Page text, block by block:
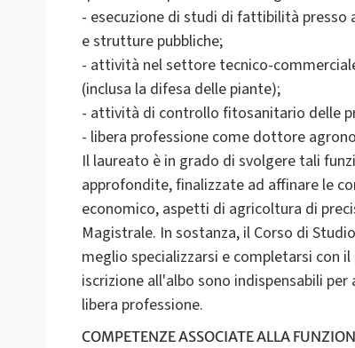
- esecuzione di studi di fattibilità
e strutture pubbliche;
- attività nel settore tecnico-
(inclusa la difesa delle piante);
- attività di controllo fitosanitario delle
- libera professione come dottore
Il laureato è in grado di svolgere tali
approfondite, finalizzate ad affinare le
economico, aspetti di agricoltura di
Magistrale. In sostanza, il Corso di
meglio specializzarsi e completarsi con
iscrizione all'albo sono indispensabili
libera professione.
COMPETENZE ASSOCIATE ALLA